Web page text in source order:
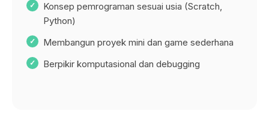
Konsep pemrograman sesuai usia (Scratch,
Python)
Membangun proyek mini dan game sederhana
Berpikir komputasional dan debugging